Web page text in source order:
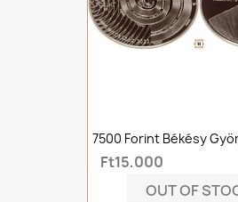
7500 Forint Békésy
Ft15,000
OUT OF